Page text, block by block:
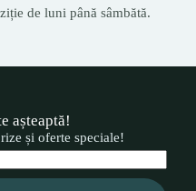
de luni până sâmbătă.
așteaptă!
și oferte speciale!